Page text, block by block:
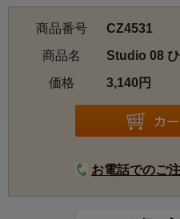
商品番号
CZ4531
商品名
Studio 08
価格
3,140円
お電話でのご